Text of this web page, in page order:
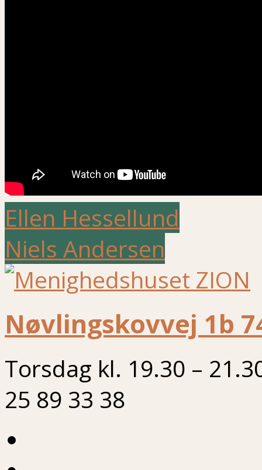
Ellen Hessellund
Niels Andersen
Nøvlingskovvej 1b
Torsdag kl. 19.30 –
25 89 33 38